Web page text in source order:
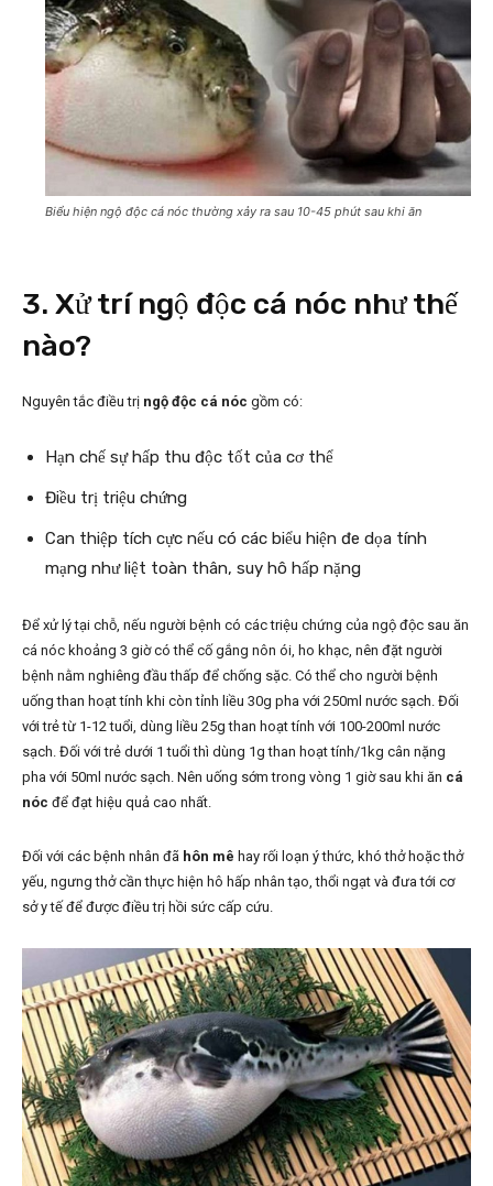
Biểu hiện ngộ độc cá nóc thường xảy ra sau 10-45 phút sau khi ăn
3. Xử trí ngộ độc cá nóc như thế
nào?
Nguyên tắc điều trị ngộ độc cá nóc gồm có:
Hạn chế sự hấp thu độc tốt của cơ thể
Điều trị triệu chứng
Can thiệp tích cực nếu có các biểu hiện đe dọa tính
mạng như liệt toàn thân, suy hô hấp nặng
Để xử lý tại chỗ, nếu người bệnh có các triệu chứng của ngộ độc sau ăn
cá nóc khoảng 3 giờ có thể cố gắng nôn ói, ho khạc, nên đặt người
bệnh nằm nghiêng đầu thấp để chống sặc. Có thể cho người bệnh
uống than hoạt tính khi còn tỉnh liều 30g pha với 250ml nước sạch. Đối
với trẻ từ 1-12 tuổi, dùng liều 25g than hoạt tính với 100-200ml nước
sạch. Đối với trẻ dưới 1 tuổi thì dùng 1g than hoạt tính/1kg cân nặng
pha với 50ml nước sạch. Nên uống sớm trong vòng 1 giờ sau khi ăn cá
nóc để đạt hiệu quả cao nhất.
Đối với các bệnh nhân đã hôn mê hay rối loạn ý thức, khó thở hoặc thở
yếu, ngưng thở cần thực hiện hô hấp nhân tạo, thổi ngạt và đưa tới cơ
sở y tế để được điều trị hồi sức cấp cứu.